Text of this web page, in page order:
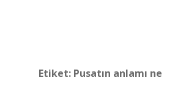
Etiket: Pusatın anlamı ne